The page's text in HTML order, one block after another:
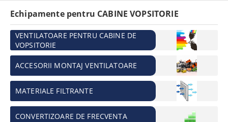
Echipamente pentru CABINE VOPSITORIE
VENTILATOARE PENTRU CABINE DE
VOPSITORIE
ACCESORII MONTAJ VENTILATOARE
MATERIALE FILTRANTE
CONVERTIZOARE DE FRECVENTA